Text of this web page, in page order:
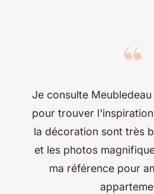
“
Je consulte
pour trouver
la décoration sont très
et les photos
ma référence pour